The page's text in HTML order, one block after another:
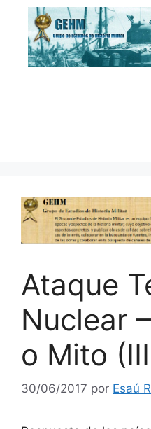
Saltar
contenido
Ataque
Nuclear
o Mito
30/06/2017 por Esaú